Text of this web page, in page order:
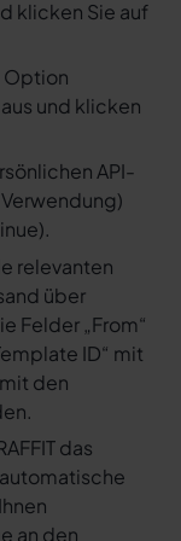
klicken Sie auf
Option
und klicken
API-
relevanten
über
Felder „From“
ID“ mit
den
das
an den